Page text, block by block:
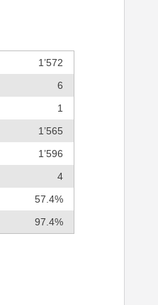
1’572
6
1
1’565
1’596
4
57.4%
97.4%